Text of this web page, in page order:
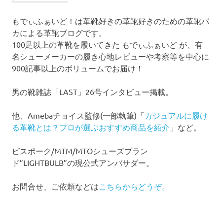
もでぃふぁいど！は革靴好きの革靴好きのための革靴バ
カによる革靴ブログです。
100足以上の革靴を履いてきた もでぃふぁいど が、有
名シューメーカーの履き心地レビューや考察等を中心に
900記事以上のボリュームでお届け！
男の靴雑誌「LAST」26号インタビュー掲載。
他、Amebaチョイス監修(一部執筆)「カジュアルに履け
る革靴とは？プロが選ぶおすすめ商品を紹介 」など。
ビスポーク/MTM/MTOシューズブラン
ド”LIGHTBULB”の現公式アンバサダー。
お問合せ、ご依頼などは こちらからどうぞ。